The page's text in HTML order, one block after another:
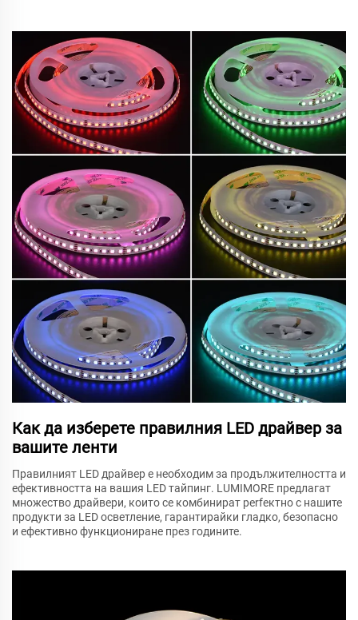
Как да изберете правилния LED драйвер за
вашите ленти
Правилният LED драйвер е необходим за продължителността и
ефективността на вашия LED тайпинг. LUMIMORE предлагат
множество драйвери, които се комбинират perfектно с нашите
продукти за LED осветление, гарантирайки гладко, безопасно
и ефективно функциониране през годините.